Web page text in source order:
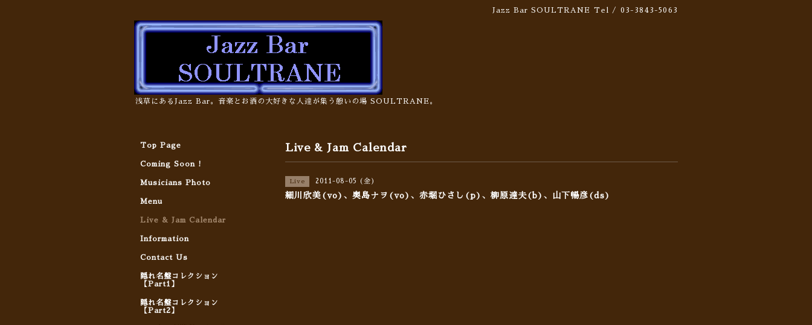
Jazz Bar SOULTRANE Tel / 03-3843-5063
浅草にあるJazz Bar。音楽とお酒の大好きな人達が集う憩いの場 SOULTRANE。
Live & Jam Calendar
Live 2011-08-05 (金)
細川欣美(vo)、奥島ナヲ(vo)、赤堀ひさし(p)、柳原達夫(b)、山下暢彦(ds)
Top Page
Coming Soon !
Musicians Photo
Menu
Live & Jam Calendar
Information
Contact Us
隠れ名盤コレクション
【Part1】
隠れ名盤コレクション
【Part2】